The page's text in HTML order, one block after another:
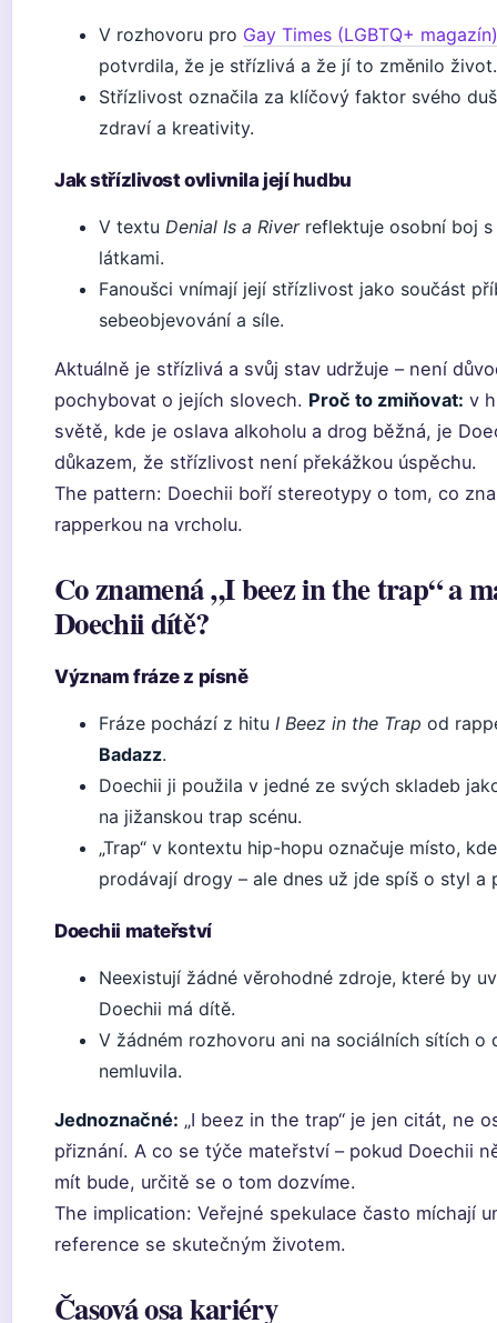
V rozhovoru pro Gay Times (LGBTQ+ magazín)
potvrdila, že je střízlivá a že jí to změnilo život.
Střízlivost označila za klíčový faktor svého
zdraví a kreativity.
Jak střízlivost ovlivnila její hudbu
V textu Denial Is a Riverreflektuje osobní boj s
látkami.
Fanoušci vnímají její střízlivost jako součást
sebeobjevování a síle.
Aktuálně je střízlivá a svůj stav udržuje – není
pochybovat o jejích slovech. Proč to zmiňovat: v
světě, kde je oslava alkoholu a drog běžná, je
důkazem, že střízlivost není překážkou úspěchu.
The pattern: Doechii boří stereotypy o tom, co
rapperkou na vrcholu.
Co znamená „I beez in the trap“ a
Doechii dítě?
Význam fráze z písně
Fráze pochází z hitu I Beez in the Trap od
Badazz.
Doechii ji použila v jedné ze svých skladeb
na jižanskou trap scénu.
„Trap“ v kontextu hip-hopu označuje místo,
prodávají drogy – ale dnes už jde spíš o styl a
Doechii mateřství
Neexistují žádné věrohodné zdroje, které by
Doechii má dítě.
V žádném rozhovoru ani na sociálních sítích o
nemluvila.
Jednoznačné: „I beez in the trap“ je jen citát, ne
přiznání. A co se týče mateřství – pokud Doechii
mít bude, určitě se o tom dozvíme.
The implication: Veřejné spekulace často míchají
reference se skutečným životem.
Časová osa kariéry